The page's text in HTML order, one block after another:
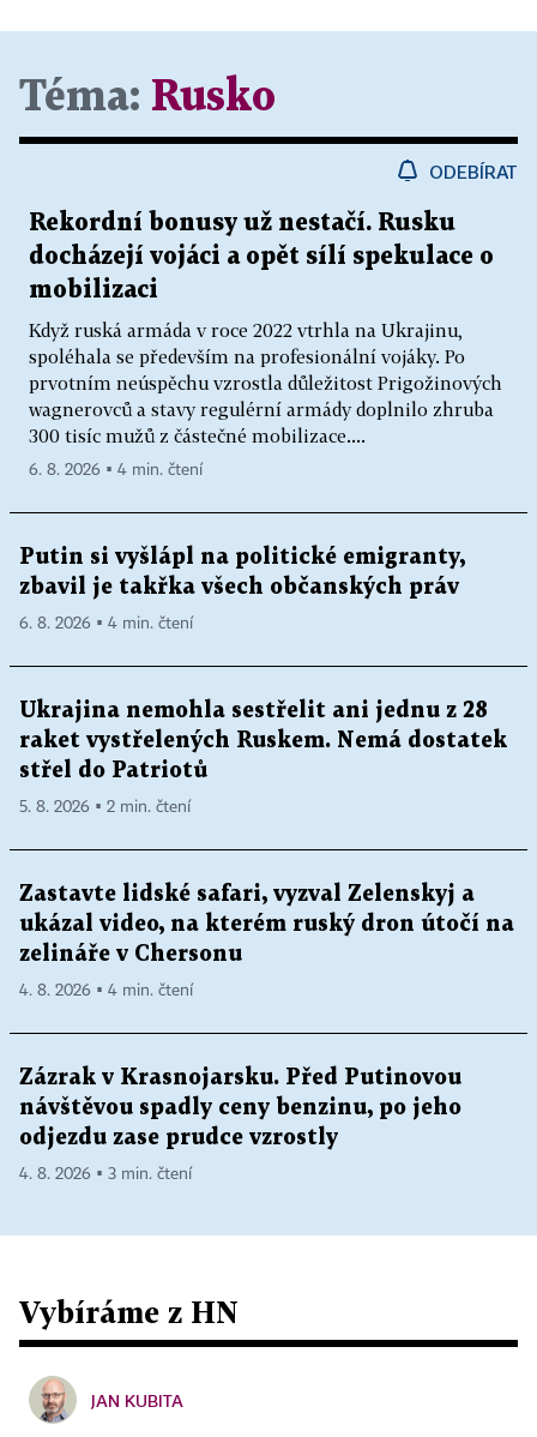
Téma: Rusko
ODEBÍRAT
Rekordní bonusy už nestačí. Rusku
docházejí vojáci a opět sílí spekulace o
mobilizaci
Když ruská armáda v roce 2022 vtrhla na Ukrajinu,
spoléhala se především na profesionální vojáky. Po
prvotním neúspěchu vzrostla důležitost Prigožinových
wagnerovců a stavy regulérní armády doplnilo zhruba
300 tisíc mužů z částečné mobilizace....
6. 8. 2026 ▪ 4 min. čtení
Putin si vyšlápl na politické emigranty,
zbavil je takřka všech občanských práv
6. 8. 2026 ▪ 4 min. čtení
Ukrajina nemohla sestřelit ani jednu z 28
raket vystřelených Ruskem. Nemá dostatek
střel do Patriotů
5. 8. 2026 ▪ 2 min. čtení
Zastavte lidské safari, vyzval Zelenskyj a
ukázal video, na kterém ruský dron útočí na
zelináře v Chersonu
4. 8. 2026 ▪ 4 min. čtení
Zázrak v Krasnojarsku. Před Putinovou
návštěvou spadly ceny benzinu, po jeho
odjezdu zase prudce vzrostly
4. 8. 2026 ▪ 3 min. čtení
Vybíráme z HN
JAN KUBITA